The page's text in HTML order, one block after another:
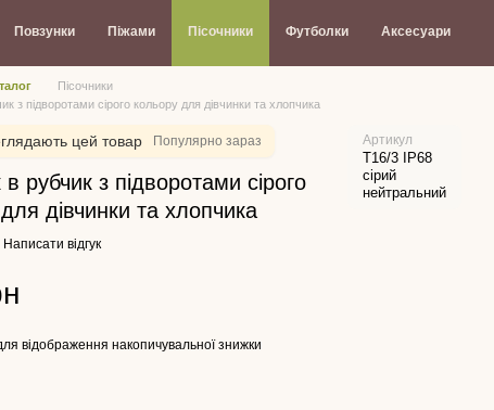
Повзунки Піжами Пісочники Футболки Аксесуари
Пісочники
з підворотами сірого кольору для дівчинки та хлопчика
цей товар Популярно зараз
в рубчик з підворотами сірого
дівчинки та хлопчика
Артикул
Т16/3 ІР68
сірий
нейтральний
Написати відгук
відображення накопичувальної знижки